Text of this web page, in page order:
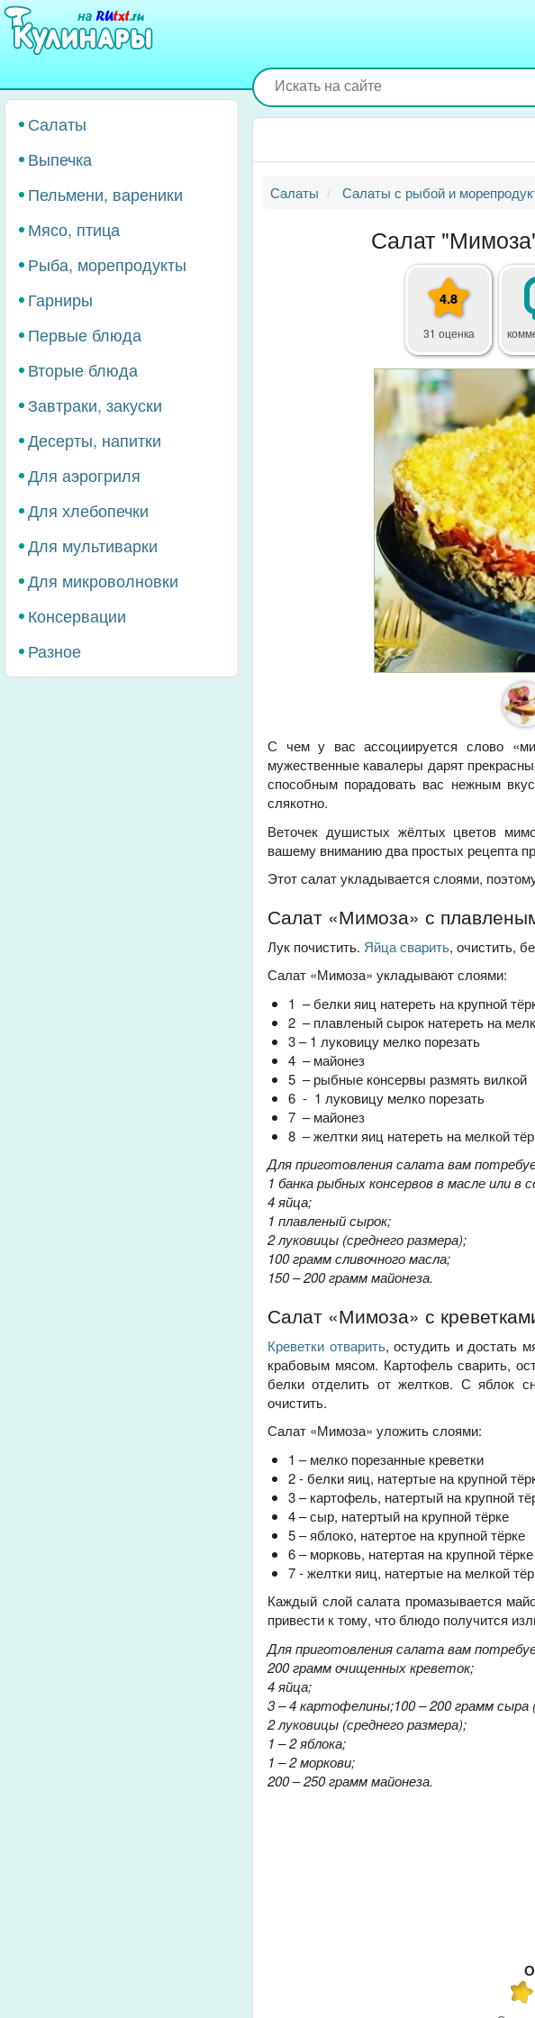
Перейти
основному
Салаты
Выпечка
Пельмени, вареники
Мясо, птица
Рыба, морепродукты
Гарниры
Первые блюда
Вторые блюда
Завтраки, закуски
Десерты, напитки
Для аэрогриля
Для хлебопечки
Для мультиварки
Для микроволновки
Консервации
Разное
Салаты Салаты с рыбой и
Салат
4.8
31 оценка
С чем у вас ассоциируется слово
мужественные кавалеры дарят
способным порадовать вас нежным
слякотно.
Веточек душистых жёлтых цветов
вашему вниманию два простых рецепта
Этот салат укладывается слоями,
Салат «Мимоза» с
Лук почистить. Яйца сварить, очистить,
Салат «Мимоза» укладывают слоями:
1 – белки яиц натереть на крупной
2 – плавленый сырок натереть на
3 – 1 луковицу мелко порезать
4 – майонез
5 – рыбные консервы размять вилкой
6 - 1 луковицу мелко порезать
7 – майонез
8 – желтки яиц натереть на мелкой
Для приготовления салата вам
1 банка рыбных консервов в масле или в
4 яйца;
1 плавленый сырок;
2 луковицы (среднего размера);
100 граммсливочного масла;
150 – 200 грамм майонеза.
Салат «Мимоза» с
Креветки отварить, остудить и достать
крабовым мясом. Картофель сварить,
белки отделить от желтков. С яблок
очистить.
Салат «Мимоза» уложить слоями:
1 – мелко порезанные креветки
2 - белки яиц, натертые на крупной
3 – картофель, натертый на крупной
4 – сыр, натертый на крупной тёрке
5 – яблоко, натертое на крупной тёрке
6 – морковь, натертая на крупной тёрке
7 - желтки яиц, натертые на мелкой
Каждый слой салата промазывается
привести к тому, что блюдо получится
Для приготовления салата вам
200 граммочищенных креветок;
4 яйца;
3 – 4 картофелины;100 – 200 грамм
2 луковицы (среднего размера);
1 – 2 яблока;
1 – 2 моркови;
200 – 250 грамм майонеза.